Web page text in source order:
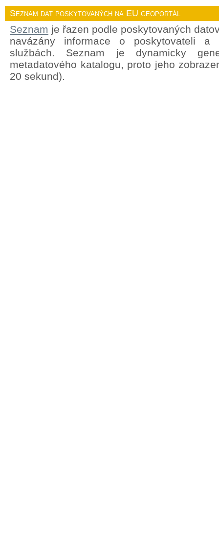
Seznam dat poskytovaných na EU geoportál
Seznam je řazen podle poskytovaných
navázány informace o poskytovateli a
službách. Seznam je dynamicky
metadatového katalogu, proto jeho
20 sekund).